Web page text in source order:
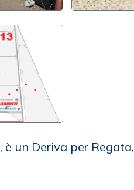
è un Deriva per Regata,